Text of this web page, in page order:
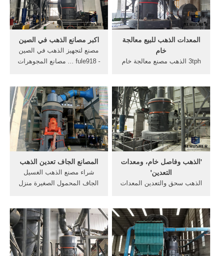
للبيع معالجة الرمل كسارة
معدات مصنع للبيع حزيران
يونيو معدات ...
طحن مصنع في سحق .
اكبر مصانع الذهب في الصين
مصنع لتجهيز الذهب في الصين
- fule918 ... مصانع المجوهرات
الؤلؤ في الصين . ... تصنيع
مصنع معالجة الذهب في الصين
مطرقة ...
المعدات الذهب للبيع معالجة
خام
3tph الذهب مصنع معالجة خام
الذهب للبيع, معالجة خام الذهب
. /7/24 Home >مصنع معالجة
الذهب في بيرو . معالجة خام
تعدين حفرة النيكل المعدات.
المصانع الجاف تعدين الذهب
شراء مصنع الذهب الغسيل
الجاف المحمول الصغيرة منزل
ماكينات تعدين ومناجم . galeo
المعدات والتعدين شركة ميغيل
البرتو
'الذهب وفاصل خام، ومعدات
التعدين'
الذهب سحق والتعدين المعدات
الكسارات المستعملة مصنع
معالجة خام النحاس للبيع خام
الذهب غسل, معدات التعدين
الذهب, [More/أكثر]